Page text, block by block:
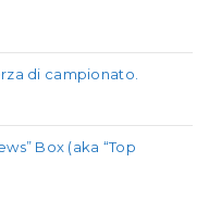
di campionato.
Box (aka “Top